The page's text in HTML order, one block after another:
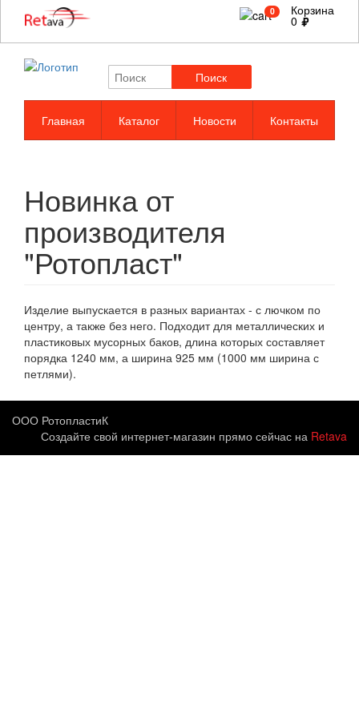
Поиск
Главная Каталог Новости Контакты
Новинка от
производителя
"Ротопласт"
Изделие выпускается в разных вариантах - с лючком по
центру, а также без него. Подходит для металлических и
пластиковых мусорных баков, длина которых составляет
порядка 1240 мм, а ширина 925 мм (1000 мм ширина с
петлями).
0 Корзина
0
ООО РотопластиК
Создайте свой интернет-магазин прямо сейчас на Retava